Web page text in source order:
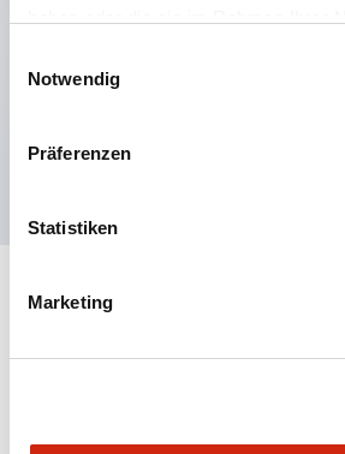
Notwendig
Präferenzen
Statistiken
Marketing
Bis zu 3 Kontaktblöcke
Finger-sichere (IP20)
Dokumente und Dateien